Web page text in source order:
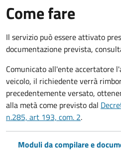
Come fare
Il servizio può essere attivato
documentazione prevista,
Comunicato all'ente accertatore
veicolo, il richiedente verrà
precedentemente versato,
alla metà come previsto dal
n.285, art 193, com. 2.
Moduli da compilare e